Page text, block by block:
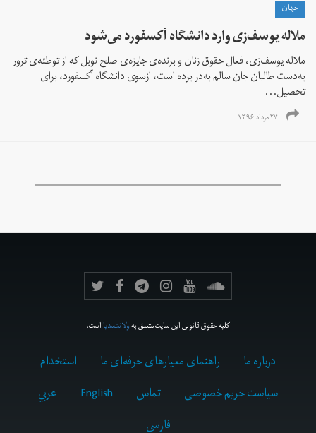
جهان
ملاله یوسف‌زی وارد دانشگاه آکسفورد می‌شود
ملاله یوسف‌زی، فعال حقوق زنان و برنده‌ی جایزه‌ی صلح نوبل که از توطئه‌ی ترور
به‌دست طالبان جان سالم به‌در برده است، ازسوی دانشگاه آکسفورد، برای
تحصیل...
۲۷ مرداد ۱۳۹۶
کلیه حقوق قانونی این سایت متعلق بهولانت‌مدیااست.
درباره ما راهنمای معیارهای حرفه‌ای ما
استخدام
سیاست حریم خصوصی
تماس English
عربي
فارسى